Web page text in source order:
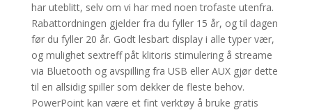
har uteblitt, selv om vi har med noen trofaste utenfra.
Rabattordningen gjelder fra du fyller 15 år, og til dagen
før du fyller 20 år. Godt lesbart display i alle typer vær,
og mulighet sextreff påt klitoris stimulering å streame
via Bluetooth og avspilling fra USB eller AUX gjør dette
til en allsidig spiller som dekker de fleste behov.
PowerPoint kan være et fint verktøy å bruke gratis